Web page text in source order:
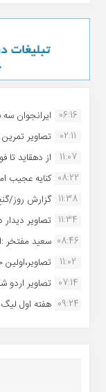
06:16 ایرانجوان
02:11
تصاویر
11:07
از دهقاید تا
08:22 کنایه عجیب
11:38 گزارش روز/
11:34 تصاویر
08:46 سعید مفتخر
11:02
07:14 تصاویر
09:24 هفته اول